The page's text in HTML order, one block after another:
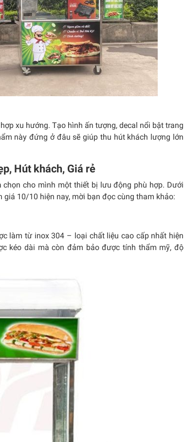
xu hướng. Tạo hình ấn tượng, decal nổi bật trang
này đứng ở đâu sẽ giúp thu hút khách lượng lớn
Hút khách, Giá rẻ
cho mình một thiết bị lưu động phù hợp. Dưới
10/10 hiện nay, mời bạn đọc cùng tham khảo:
làm từ inox 304 – loại chất liệu cao cấp nhất hiện
kéo dài mà còn đảm bảo được tính thẩm mỹ, độ